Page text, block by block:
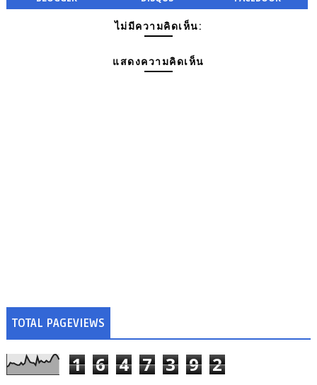
ไม่มีความคิดเห็น:
แสดงความคิดเห็น
TOTAL PAGEVIEWS
1 6 4 7 3 9 2